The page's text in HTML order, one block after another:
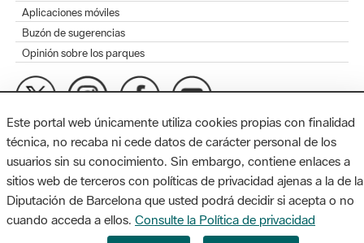
Aplicaciones móviles
Buzón de sugerencias
Opinión sobre los parques
MAPA WEB
Diputación de Barcelona. Edifici Llacuna, 1a planta. Badajoz, 49.
08005 Barcelona. Tel. 934 022 428 / xarxaparcs@diba.cat
Este portal web únicamente utiliza cookies propias con finalidad
técnica, no recaba ni cede datos de carácter personal de los
usuarios sin su conocimiento. Sin embargo, contiene enlaces a
sitios web de terceros con políticas de privacidad ajenas a la de la
Diputación de Barcelona que usted podrá decidir si acepta o no
cuando acceda a ellos. Consulte la Política de privacidad